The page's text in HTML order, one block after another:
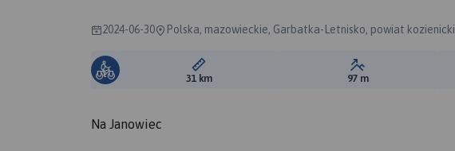
2024-06-30 Polska, mazowieckie, Garbatka-Letnisko, powiat kozienicki
Długość trasy:
31 km Suma przewyższeń:
97 m
Na Janowiec